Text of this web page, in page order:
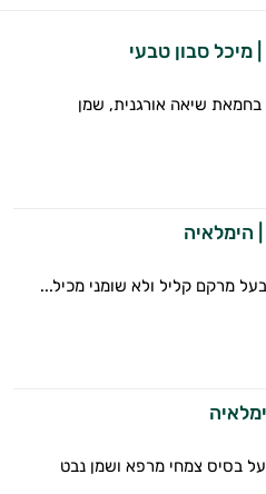
| מיכל סבון טבעי
בחמאת שיאה אורגנית, שמן
הימלאיה
מרקם קליל ולא שומני מכיל...
על בסיס צמחי מרפא ושמן נבט